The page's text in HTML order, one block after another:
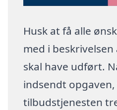
Husk at få alle
med i
skal have udført.
indsendt
tilbudstjenesten